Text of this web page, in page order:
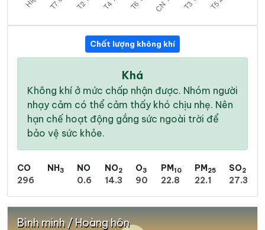
Chất lượng không khí
Khá
Không khí ở mức chấp nhận được. Nhóm người
nhạy cảm có thể cảm thấy khó chịu nhẹ. Nên
hạn chế hoạt động gắng sức ngoài trời để
bảo vệ sức khỏe.
CO
296
NH3
NO
0.6
NO2
14.3
O3
90
PM10
22.8
PM25
22.1
SO2
27.3
Bình minh / Hoàng hôn